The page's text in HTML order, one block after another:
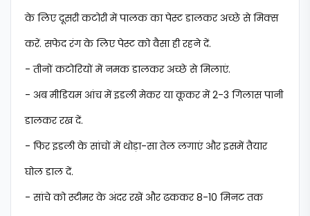
के लिए दूसरी कटोरी में पालक का पेस्ट डालकर अच्छे से मिक्स
करें. सफेद रंग के लिए पेस्ट को वैसा ही रहने दें.
- तीनों कटोरियों में नमक डालकर अच्छे से मिलाएं.
- अब मीडियम आंच में इडली मेकर या कूकर में 2-3 गिलास पानी
डालकर रख दें.
- फिर इडली के सांचों में थोड़ा-सा तेल लगाएं और इसमें तैयार
घोल डाल दें.
- सांचे को स्टीमर के अंदर रखें और ढककर 8-10 मिनट तक